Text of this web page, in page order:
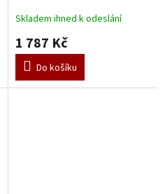
Galaxy - Modrý
Skladem ihned k odeslání
1 787 Kč
Do košíku